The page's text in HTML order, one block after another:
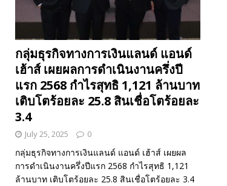
กลุ่มธุรกิจทางการเงินแลนด์ แอนด์
เฮ้าส์ เผยผลการดำเนินงานครึ่งปี
แรก 2568 กำไรสุทธิ 1,121 ล้านบาท
เติบโตร้อยละ 25.8 สินเชื่อโตร้อยละ
3.4
July 25, 2025 0
กลุ่มธุรกิจทางการเงินแลนด์ แอนด์ เฮ้าส์ เผยผล
การดำเนินงานครึ่งปีแรก 2568 กำไรสุทธิ 1,121
ล้านบาท เติบโตร้อยละ 25.8 สินเชื่อโตร้อยละ 3.4